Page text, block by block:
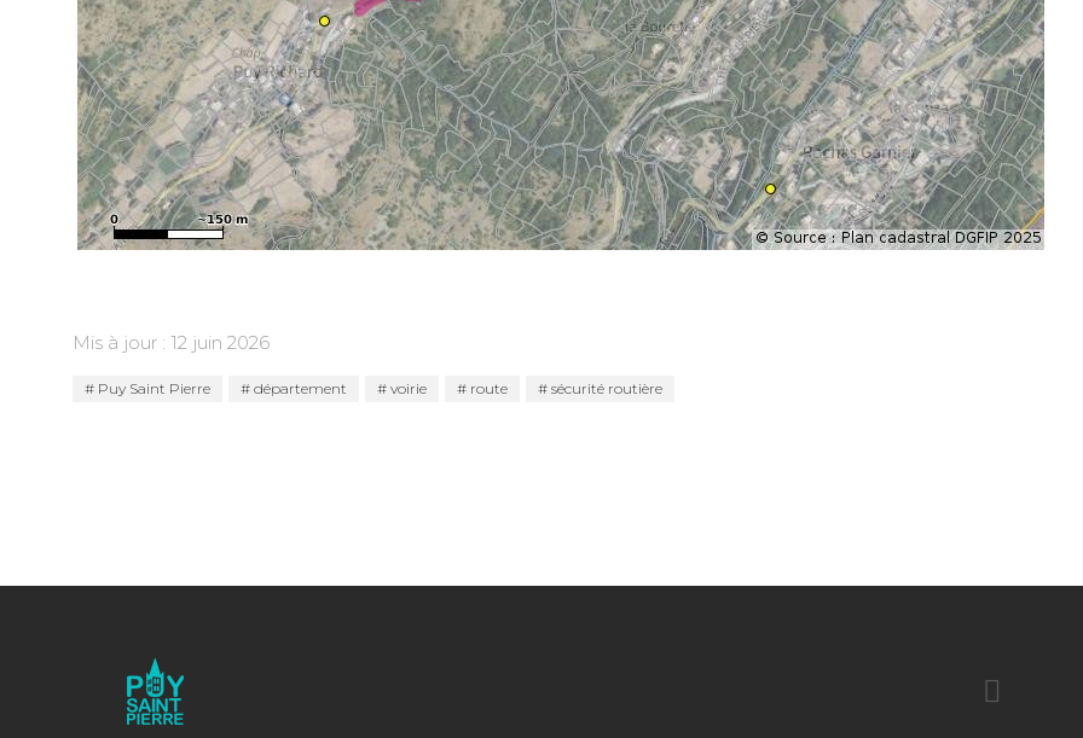
Mis à jour : 12 juin 2026
Puy Saint Pierre département voirie route sécurité routière